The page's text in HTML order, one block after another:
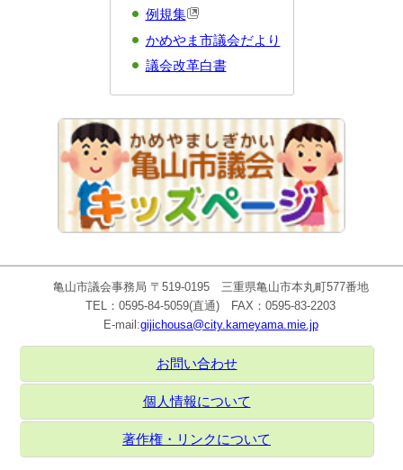
例規集
かめやま市議会だより
議会改革白書
亀山市議会事務局 〒519-0195 三重県亀山市本丸町577番地
TEL：0595-84-5059(直通) FAX：0595-83-2203
E-mail:gijichousa@city.kameyama.mie.jp
お問い合わせ
個人情報について
著作権・リンクについて